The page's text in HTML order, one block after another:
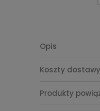
Opis
Koszty dostawy
Produkty